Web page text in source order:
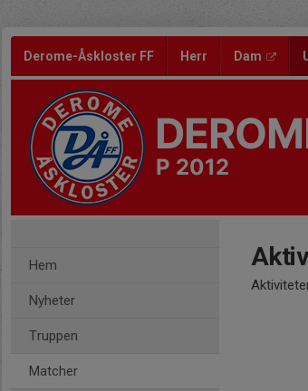
Derome-Åskloster FF Herr Dam
P 2012
Hem
Nyheter
Truppen
Matcher